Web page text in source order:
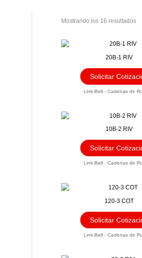
Mostrando los 16 resultados
20B-1 RIV
Solicitar
Link-Belt - Cadenas de
10B-2 RIV
Solicitar
Link-Belt - Cadenas de
120-3 COT
Solicitar
Link-Belt - Cadenas de